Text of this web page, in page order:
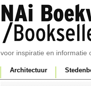
voor inspiratie en informatie
Architectuur